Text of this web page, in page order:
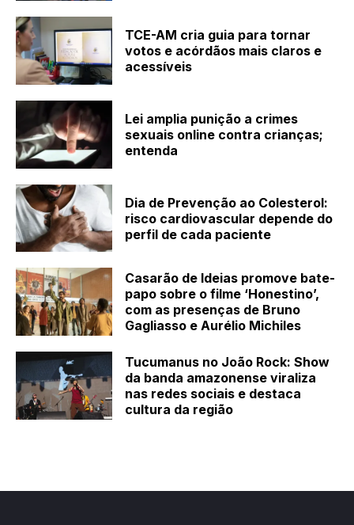
TCE-AM cria guia para tornar
votos e acórdãos mais claros e
acessíveis
Lei amplia punição a crimes
sexuais online contra crianças;
entenda
Dia de Prevenção ao Colesterol:
risco cardiovascular depende do
perfil de cada paciente
Casarão de Ideias promove bate-
papo sobre o filme ‘Honestino’,
com as presenças de Bruno
Gagliasso e Aurélio Michiles
Tucumanus no João Rock: Show
da banda amazonense viraliza
nas redes sociais e destaca
cultura da região